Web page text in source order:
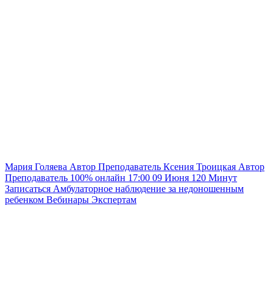
Мария Голяева Автор Преподаватель Ксения Троицкая Автор
Преподаватель 100% онлайн 17:00 09 Июня 120 Минут
Записаться Амбулаторное наблюдение за недоношенным
ребенком Вебинары Экспертам